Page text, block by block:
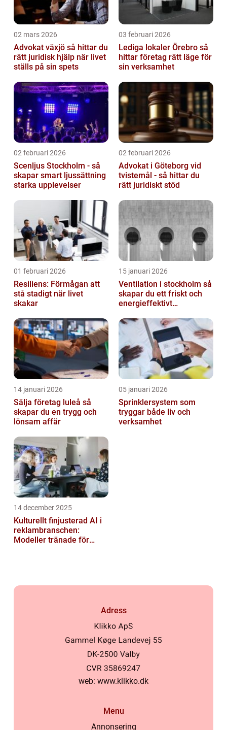
02 mars 2026
Advokat växjö så hittar du
rätt juridisk hjälp när livet
ställs på sin spets
03 februari 2026
Lediga lokaler Örebro så
hittar företag rätt läge för
sin verksamhet
02 februari 2026
Scenljus Stockholm - så
skapar smart ljussättning
starka upplevelser
02 februari 2026
Advokat i Göteborg vid
tvistemål - så hittar du
rätt juridiskt stöd
01 februari 2026
Resiliens: Förmågan att
stå stadigt när livet
skakar
15 januari 2026
Ventilation i stockholm så
skapar du ett friskt och
energieffektivt
14 januari 2026
Sälja företag luleå så
skapar du en trygg och
lönsam affär
05 januari 2026
Sprinklersystem som
tryggar både liv och
verksamhet
14 december 2025
Kulturellt finjusterad AI i
reklambranschen:
Modeller tränade för
Adress
web: www.klikko.dk
Menu
Annonsering